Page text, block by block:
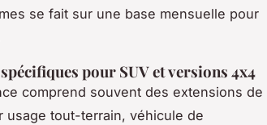
se fait sur une base mensuelle pour
pour SUV et versions 4x4
comprend souvent des extensions de
usage tout-terrain, véhicule de